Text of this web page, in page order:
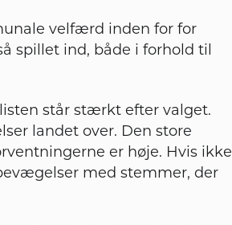
velfærd inden for for
spillet ind, både i forhold til
står stærkt efter valget.
landet over. Den store
er høje. Hvis ikke
med stemmer, der